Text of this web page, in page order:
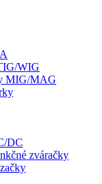
WIG
MIG/MAG
DC
zváračky